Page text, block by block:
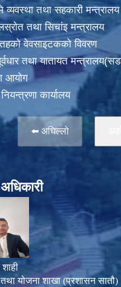
व्यवस्था तथा सहकारी मन्त्रालय
तथा सिचांइ मन्त्रालय
वेवसाइटककाे विवरण
तथा यातायत
आयोग
कार्यालय
⬅️ अघिल्लो
योजना शाखा (प्रशासन सातौ)